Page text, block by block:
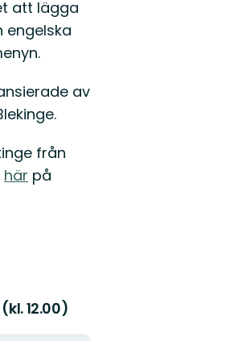
att lägga
engelska
av
från
här på
12.00)